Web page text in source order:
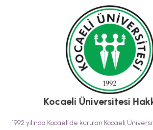
Kocaeli Üniversitesi
1992 yılında Kocaeli'de kurulan Kocaeli